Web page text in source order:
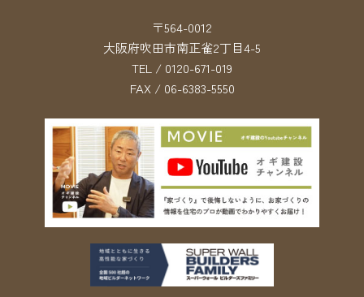
〒564-0012
大阪府吹田市南正雀2丁目4-5
TEL / 0120-671-019
FAX / 06-6383-5550